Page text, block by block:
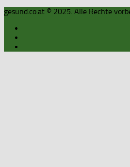
gesund.co.at © 2025. Alle Rechte